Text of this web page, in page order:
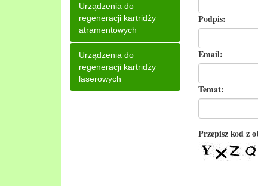
Urządzenia do
regeneracji kartridży
atramentowych
Urządzenia do
regeneracji kartridży
laserowych
Podpis:
Email:
Temat:
Przepisz kod z